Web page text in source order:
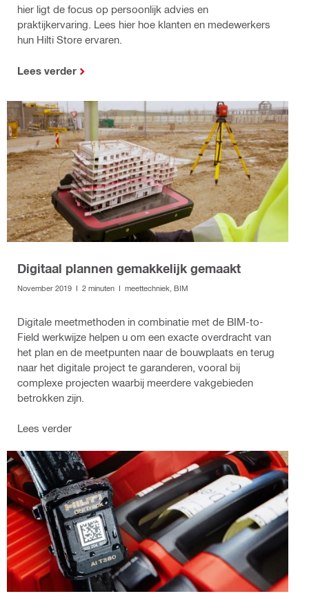
hier ligt de focus op persoonlijk advies en
praktijkervaring. Lees hier hoe klanten en medewerkers
hun Hilti Store ervaren.
Lees verder
Digitaal plannen gemakkelijk gemaakt
November 2019 I 2 minuten I meettechniek, BIM
Digitale meetmethoden in combinatie met de BIM-to-
Field werkwijze helpen u om een exacte overdracht van
het plan en de meetpunten naar de bouwplaats en terug
naar het digitale project te garanderen, vooral bij
complexe projecten waarbij meerdere vakgebieden
betrokken zijn.
Lees verder